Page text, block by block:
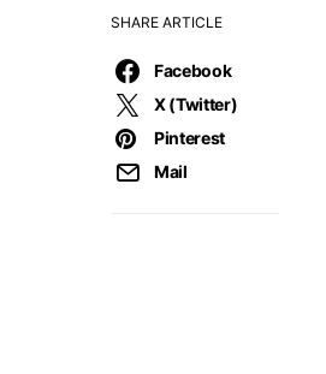
SHARE ARTICLE
Facebook
X (Twitter)
Pinterest
Mail